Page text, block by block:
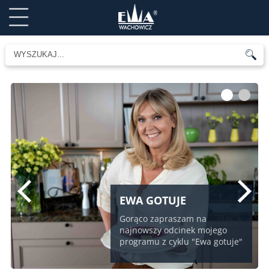
EWA GOTUJE
Gorąco zapraszam na
najnowszy odcinek mojego
programu z cyklu "Ewa gotuje"
1 2